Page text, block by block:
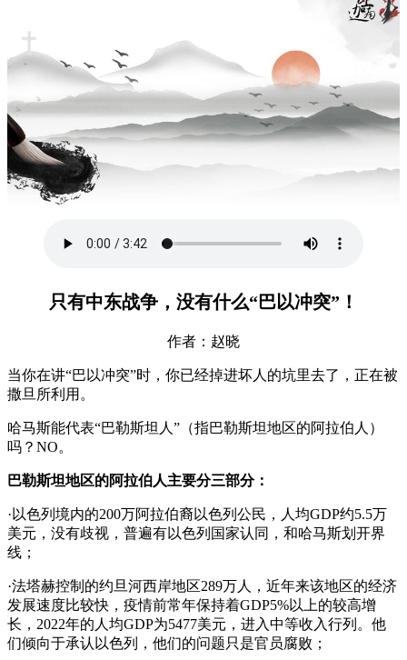
只有中东战争，没有什么“巴以冲突”！
作者：赵晓
当你在讲“巴以冲突”时，你已经掉进坏人的坑里去了，正在被
撒旦所利用。
哈马斯能代表“巴勒斯坦人”（指巴勒斯坦地区的阿拉伯人）
吗？NO。
巴勒斯坦地区的阿拉伯人主要分三部分：
·以色列境内的200万阿拉伯裔以色列公民，人均GDP约5.5万
美元，没有歧视，普遍有以色列国家认同，和哈马斯划开界
线；
·法塔赫控制的约旦河西岸地区289万人，近年来该地区的经济
发展速度比较快，疫情前常年保持着GDP5%以上的较高增
长，2022年的人均GDP为5477美元，进入中等收入行列。他
们倾向于承认以色列，他们的问题只是官员腐败；